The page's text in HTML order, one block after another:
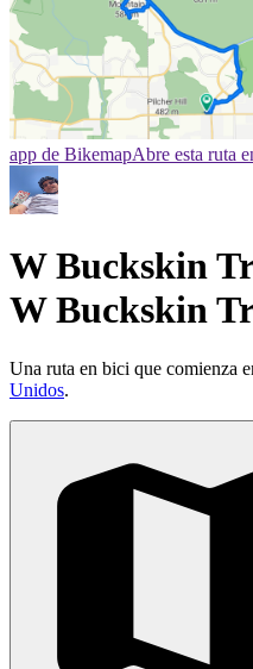
app de BikemapAbre esta ruta
W Buckskin
W Buckskin
Una ruta en bici que comienza
Unidos.